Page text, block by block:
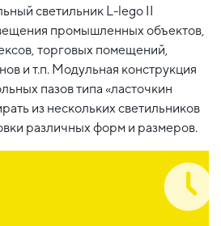
светильник L-lego II
промышленных объектов,
торговых помещений,
и т.п. Модульная конструкция
пазов типа «ласточкин
из нескольких светильников
различных форм и размеров.